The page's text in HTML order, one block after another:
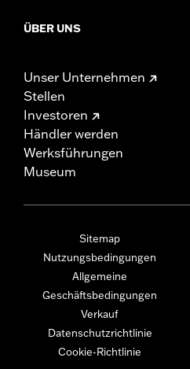
ÜBER UNS
Unser Unternehmen
Stellen
Investoren
Händler werden
Werksführungen
Museum
Sitemap
Nutzungsbedingungen
Allgemeine
Geschäftsbedingungen
Verkauf
Datenschutzrichtlinie
Cookie-Richtlinie